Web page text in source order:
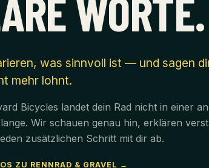
WORTE.
was sinnvoll ist — und sagen
mehr lohnt.
Bicycles landet dein Rad nicht in einer
Wir schauen genau hin, erklären
zusätzlichen Schritt mit dir ab.
ZU RENNRAD & GRAVEL →